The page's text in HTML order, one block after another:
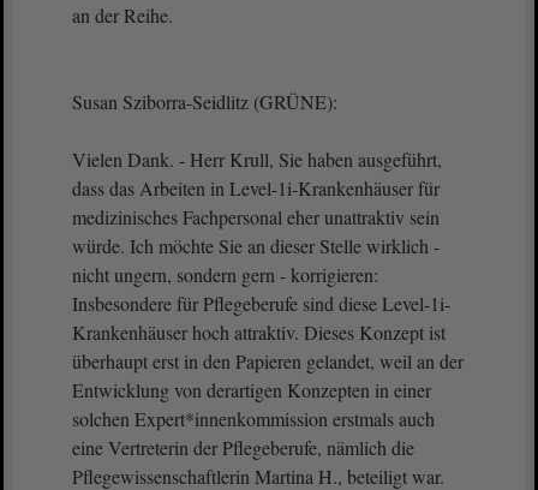
an der Reihe.
Susan Sziborra-Seidlitz (GRÜNE):
Vielen Dank. - Herr Krull, Sie haben ausgeführt,
dass das Arbeiten in Level-1i-Krankenhäuser für
medizinisches Fachpersonal eher unattraktiv sein
würde. Ich möchte Sie an dieser Stelle wirklich -
nicht ungern, sondern gern - korrigieren:
Insbesondere für Pflegeberufe sind diese Level-1i-
Krankenhäuser hoch attraktiv. Dieses Konzept ist
überhaupt erst in den Papieren gelandet, weil an der
Entwicklung von derartigen Konzepten in einer
solchen Expert*innenkommission erstmals auch
eine Vertreterin der Pflegeberufe, nämlich die
Pflegewissenschaftlerin Martina H., beteiligt war.